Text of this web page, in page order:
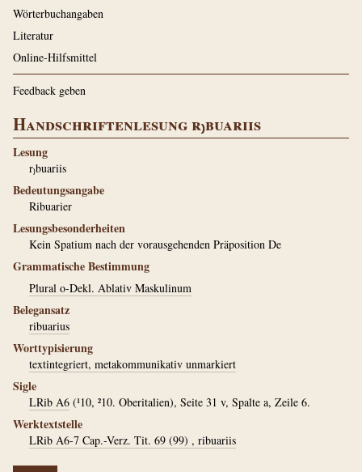
Wörterbuchangaben
Literatur
Online-Hilfsmittel
Feedback geben
Handschriftenlesung r₎buariis
Lesung
r₎buariis
Bedeutungsangabe
Ribuarier
Lesungsbesonderheiten
Kein Spatium nach der vorausgehenden Präposition De
Grammatische Bestimmung
Plural o-Dekl. Ablativ Maskulinum
Belegansatz
ribuarius
Worttypisierung
textintegriert, metakommunikativ unmarkiert
Sigle
LRib A6 (¹10, ²10. Oberitalien), Seite 31 v, Spalte a, Zeile 6.
Werktextstelle
LRib A6-7 Cap.-Verz. Tit. 69 (99) , ribuariis